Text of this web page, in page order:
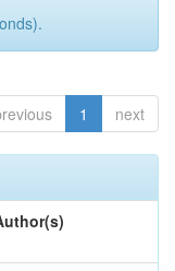
1 next